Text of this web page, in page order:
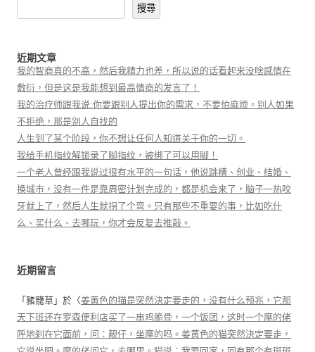
搜尋
近期文章
我的智商真的不高，然后我精力也差，所以说的话看起来没啥感情在
敷衍，但是这是我能想到最高情商的发言了！
我的治疗师跟我说:你要跟别人提出你的需求，不要怕麻烦。别人如果
不拒绝，那是别人自找的
人生到了某个阶段，你不想让任何人知道关于你的一切。
我给手机指纹解锁录了脚指纹，被绑了可以用脚！
一个老人曾经跟我说过很有水平的一句话，他说跳槽、创业、结婚、
换城市，没有一件是靠周密计划完成的，都是机会来了，脑子一热咬
牙就上了，然后人生就拐了个弯。只有那些不重要的事，比如吃什
么、买什么、去哪玩，你才会反复去推敲。
近期留言
「 豬籠草 」於〈姜黄色的猫是突然決定要走的，没有什么预兆，它那
天下班还在罗森便利店买了一串鸡脆骨，一个饭团，这时一个摩的佬
呼地刹在它面前，问：靓仔，坐摩的吗。姜黄色的猫突然決定要走，